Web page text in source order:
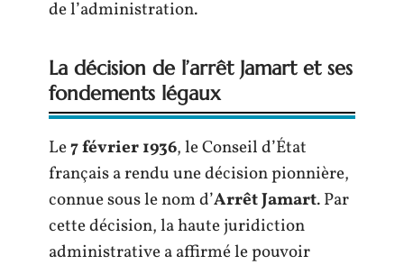
de l’administration.
La décision de l’arrêt Jamart et ses
fondements légaux
Le7 février 1936, le Conseil d’État
français a rendu une décision pionnière,
connue sous le nom d’Arrêt Jamart. Par
cette décision, la haute juridiction
administrative a affirmé le pouvoir